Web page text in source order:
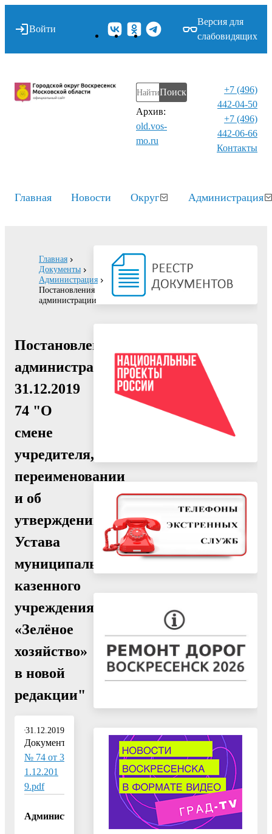
Войти
Версия для
слабовидящих
Поиск
Архив:
old.vos-
mo.ru
+7 (496)
442-04-50
+7 (496)
442-06-66
Контакты⁠
Главная Новости Округ Администрация
Главная
Документы
Администрация
Постановления
администрации
Постановление
администрации
31.12.2019
74 "О
смене
учредителя,
переименовании
и об
утверждении
Устава
муниципального
казенного
учреждения
«Зелёное
хозяйство»
в новой
редакции"
31.12.2019
Документ:
№ 74 от 3
1.12.201
9.pdf
Администрация